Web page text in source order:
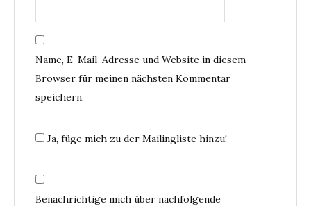
Name, E-Mail-Adresse und Website in diesem
Browser für meinen nächsten Kommentar
speichern.
Ja, füge mich zu der Mailingliste hinzu!
Benachrichtige mich über nachfolgende